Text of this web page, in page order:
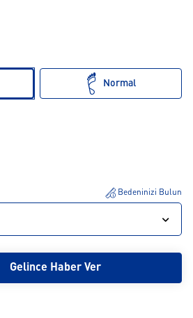
Normal
Bedeninizi Bulun
Gelince Haber Ver